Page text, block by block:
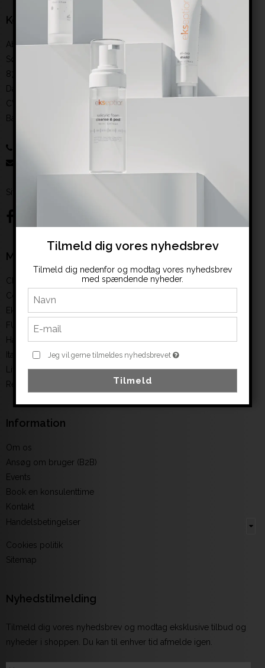
Kontakt
Abeauty from North
Sønderbrogade 6. baghuset
8700 Horsens
Danmark
CVR-nummer
35390251
Bankoplysninger
reg. 6193 konto 0008109338
Sitemap
Mærker
Clean & easy
Color
Ekseption
FUSION MESO
Hairaway
ItalWax
Living Dimension
ReflectoCil
Information
Om os
Ansøg om bruger (B2B)
Events
Book en konsulenttime
Kontakt
Handelsbetingelser
Cookies politik
Sitemap
Nyhedstilmelding
Tilmeld dig vores nyhedsbrev og modtag eksklusive tilbud og
nyheder i shoppen. Du kan til enhver tid afmelde igen.
Tilmeld dig vores nyhedsbrev
Tilmeld dig nedenfor og modtag vores nyhedsbrev
med spændende nyheder.
Jeg vil gerne tilmeldes nyhedsbrevet
Tilmeld